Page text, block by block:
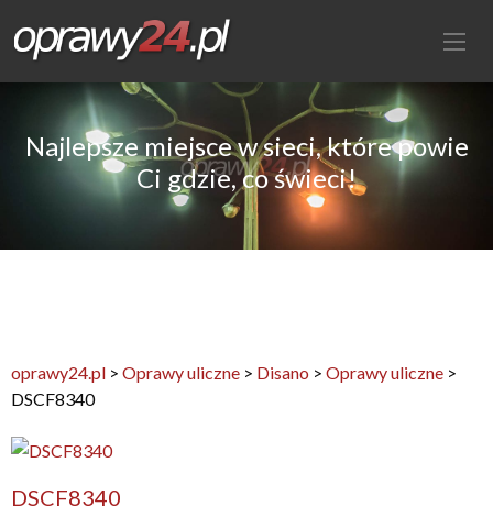
Najlepsze miejsce w sieci, które powie
Ci gdzie, co świeci!
oprawy24.pl > Oprawy uliczne > Disano > Oprawy uliczne >
DSCF8340
DSCF8340